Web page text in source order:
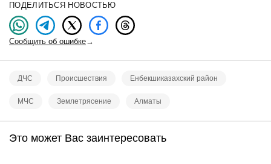
ПОДЕЛИТЬСЯ НОВОСТЬЮ
Сообщить об ошибке→
ДЧС Происшествия Енбекшиказахский район
МЧС Землетрясение Алматы
Это может Вас заинтересовать